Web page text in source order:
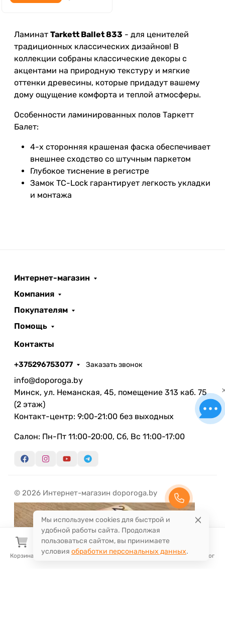
Корзина Избранное Сравнение Поиск Каталог
Ламинат Tarkett Ballet 833 - для ценителей
традиционных классических дизайнов! В
коллекции собраны классические декоры с
акцентами на природную текстуру и мягкие
оттенки древесины, которые придадут вашему
дому ощущение комфорта и теплой атмосферы.
Особенности ламинированных полов Таркетт
Балет:
4-х сторонняя крашеная фаска обеспечивает
внешнее сходство со штучным паркетом
Глубокое тиснение в регистре
Замок TC-Lock гарантирует легкость укладки
и монтажа
Интернет-магазин
Компания
Покупателям
Помощь
Контакты
+375296753077 Заказать звонок
info@doporoga.by
Минск, ул. Неманская, 45, помещение 313 каб. 75
(2 этаж)
Контакт-центр: 9:00-21:00 без выходных
Салон: Пн-Пт 11:00-20:00, Сб, Вс 11:00-17:00
© 2026 Интернет-магазин doporoga.by
Мы используем cookies для быстрой и
удобной работы сайта. Продолжая
пользоваться сайтом, вы принимаете
условия обработки персональных данных.